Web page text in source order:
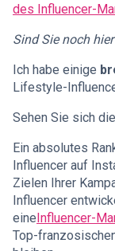
des Influencer-
Sind Sie noch
Ich habe einige
Lifestyle-
Sehen Sie sich
Ein absolutes
Influencer auf
Zielen Ihrer
Influencer
eineInfluencer-
Top-